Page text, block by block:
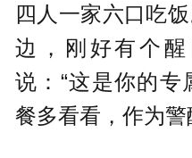
四人一家六口吃
边，刚好有个
说：“这是你的专
餐多看看，作为警